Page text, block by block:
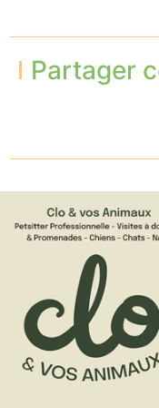
Partager